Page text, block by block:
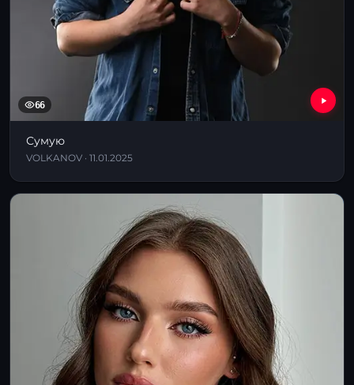
66
Сумую
VOLKANOV · 11.01.2025